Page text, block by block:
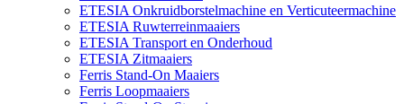
ETESIA Onkruidborstelmachine en Verticuteermachine
ETESIA Ruwterreinmaaiers
ETESIA Transport en Onderhoud
ETESIA Zitmaaiers
Ferris Stand-On Maaiers
Ferris Loopmaaiers